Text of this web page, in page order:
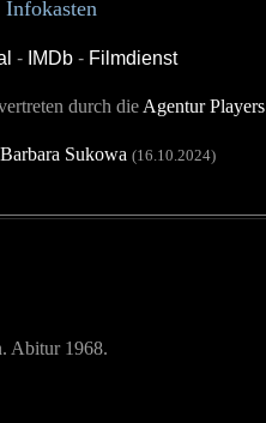
Infokasten
- IMDb - Filmdienst
durch die Agentur Players
Sukowa (16.10.2024)
Abitur 1968.